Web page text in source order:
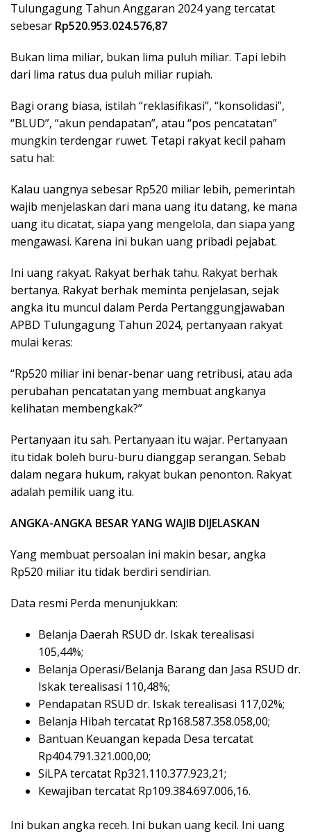
Tulungagung Tahun Anggaran 2024 yang tercatat
sebesar Rp520.953.024.576,87
Bukan lima miliar, bukan lima puluh miliar. Tapi lebih
dari lima ratus dua puluh miliar rupiah.
Bagi orang biasa, istilah “reklasifikasi”, “konsolidasi”,
“BLUD”, “akun pendapatan”, atau “pos pencatatan”
mungkin terdengar ruwet. Tetapi rakyat kecil paham
satu hal:
Kalau uangnya sebesar Rp520 miliar lebih, pemerintah
wajib menjelaskan dari mana uang itu datang, ke mana
uang itu dicatat, siapa yang mengelola, dan siapa yang
mengawasi. Karena ini bukan uang pribadi pejabat.
Ini uang rakyat. Rakyat berhak tahu. Rakyat berhak
bertanya. Rakyat berhak meminta penjelasan, sejak
angka itu muncul dalam Perda Pertanggungjawaban
APBD Tulungagung Tahun 2024, pertanyaan rakyat
mulai keras:
“Rp520 miliar ini benar-benar uang retribusi, atau ada
perubahan pencatatan yang membuat angkanya
kelihatan membengkak?”
Pertanyaan itu sah. Pertanyaan itu wajar. Pertanyaan
itu tidak boleh buru-buru dianggap serangan. Sebab
dalam negara hukum, rakyat bukan penonton. Rakyat
adalah pemilik uang itu.
ANGKA-ANGKA BESAR YANG WAJIB DIJELASKAN
Yang membuat persoalan ini makin besar, angka
Rp520 miliar itu tidak berdiri sendirian.
Data resmi Perda menunjukkan:
Belanja Daerah RSUD dr. Iskak terealisasi
105,44%;
Belanja Operasi/Belanja Barang dan Jasa RSUD dr.
Iskak terealisasi 110,48%;
Pendapatan RSUD dr. Iskak terealisasi 117,02%;
Belanja Hibah tercatat Rp168.587.358.058,00;
Bantuan Keuangan kepada Desa tercatat
Rp404.791.321.000,00;
SiLPA tercatat Rp321.110.377.923,21;
Kewajiban tercatat Rp109.384.697.006,16.
Ini bukan angka receh. Ini bukan uang kecil. Ini uang